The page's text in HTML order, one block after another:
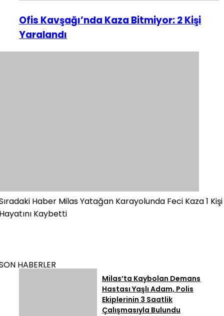
Ofis Kavşağı’nda Kaza Bitmiyor: 2 Kişi
Yaralandı
Haber Milas Yatağan Karayolunda Feci Kaza 1 Kişi
Kaybetti
HABERLER
Milas’ta Kaybolan Demans
Hastası Yaşlı Adam, Polis
Ekiplerinin 3 Saatlik
Çalışmasıyla Bulundu